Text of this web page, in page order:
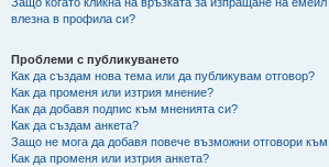
влезна в профила си?
Проблеми с публикуването
Как да създам нова тема или да публикувам отговор?
Как да променя или изтрия мнение?
Как да добавя подпис към мненията си?
Как да създам анкета?
Защо не мога да добавя повече възможни отговори към
Как да променя или изтрия анкета?